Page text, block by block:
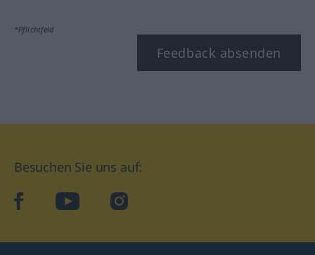
*Pflichtfeld
Feedback absenden
Besuchen Sie uns auf:
facebookYouTube Instagram